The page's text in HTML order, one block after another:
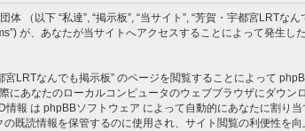
（以下 “私達”, “掲示板”, “当サイト”, “芳賀・宇都宮LRT
が、あなたが当サイトへアクセスすることによって発生
LRTなんでも掲示板” のページを閲覧することによって
にあなたのローカルコンピュータのウェブブラウザにダウ
情報 は phpBBソフトウェア によって自動的にあなたに割り
既読情報を保管するのに使用され、サイト閲覧の利便性を向